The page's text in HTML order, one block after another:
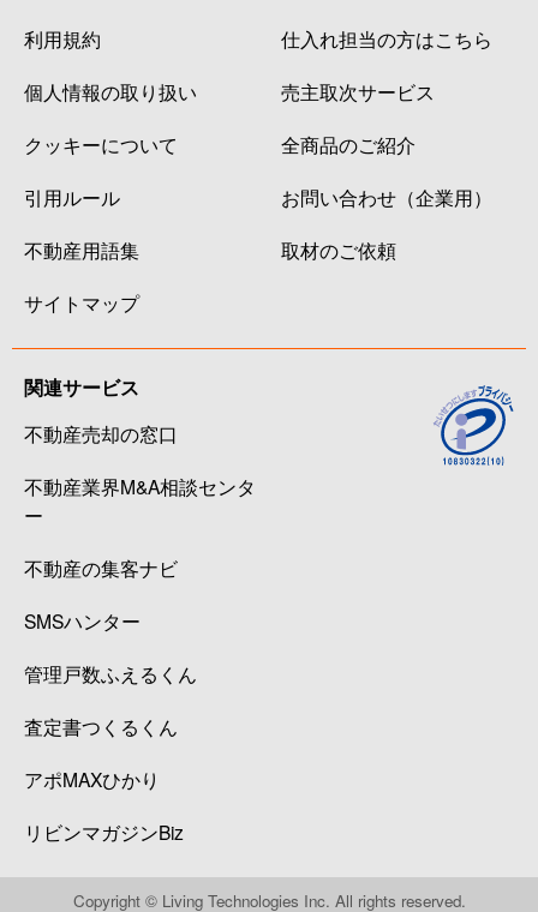
利用規約
個人情報の取り扱い
クッキーについて
引用ルール
不動産用語集
サイトマップ
仕入れ担当の方はこちら
売主取次サービス
全商品のご紹介
お問い合わせ（企業用）
取材のご依頼
関連サービス
不動産売却の窓口
不動産業界M&A相談センタ
ー
不動産の集客ナビ
SMSハンター
管理戸数ふえるくん
査定書つくるくん
アポMAXひかり
リビンマガジンBiz
Copyright © Living Technologies Inc. All rights reserved.